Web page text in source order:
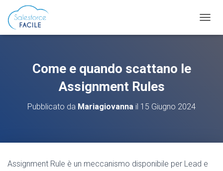
A
L
Come e quando scattano le
Assignment Rules
Pubblicato da Mariagiovanna il 15 Giugno 2024
Assignment Rule è un meccanismo disponibile per Lead e